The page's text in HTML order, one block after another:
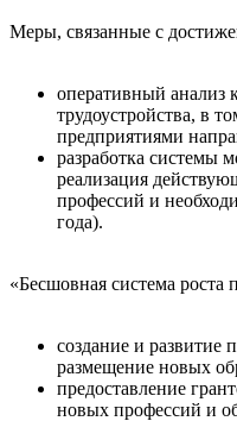
Меры, связанные с
оперативный анализ
трудоустройства, в
предприятиями
разработка системы
реализация
профессий и
года).
«Бесшовная система роста
создание и развитие
размещение новых
предоставление
новых профессий и